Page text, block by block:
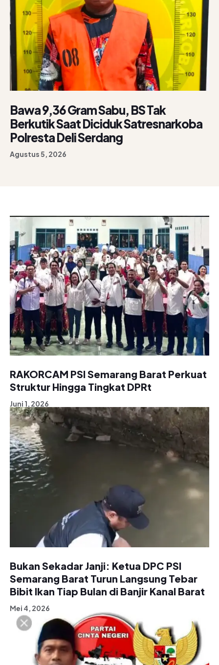
Bawa 9,36 Gram Sabu, BS Tak
Berkutik Saat Diciduk Satresnarkoba
Polresta Deli Serdang
Agustus 5, 2026
RAKORCAM PSI Semarang Barat Perkuat
Struktur Hingga Tingkat DPRt
Juni 1, 2026
Bukan Sekadar Janji: Ketua DPC PSI
Semarang Barat Turun Langsung Tebar
Bibit Ikan Tiap Bulan di Banjir Kanal Barat
Mei 4, 2026